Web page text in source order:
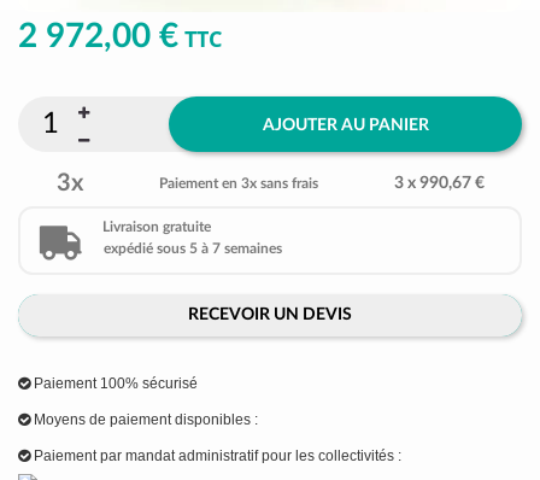
2 972,00 € TTC
AJOUTER AU PANIER
3x Paiement en 3x sans frais 3 x 990,67 €
Livraison gratuite
expédié sous 5 à 7 semaines
RECEVOIR UN DEVIS
Paiement 100% sécurisé
Moyens de paiement disponibles :
Paiement par mandat administratif pour les collectivités :